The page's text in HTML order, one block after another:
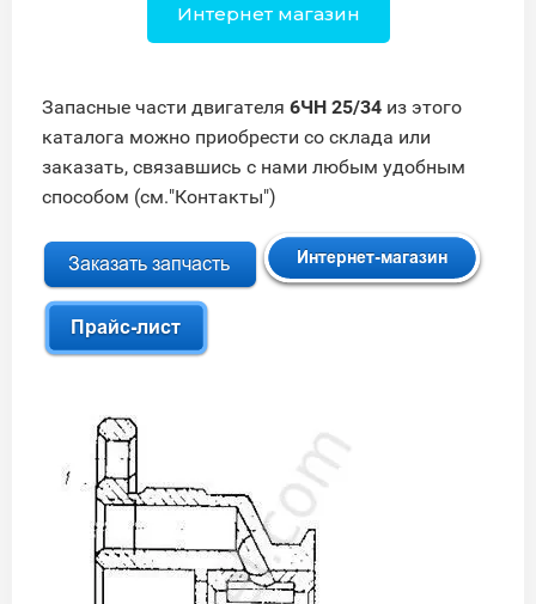
Интернет магазин
Запасные части двигателя 6ЧН 25/34 из этого
каталога можно приобрести со склада или
заказать, связавшись с нами любым удобным
способом (см."Контакты")